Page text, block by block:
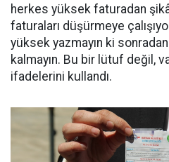
herkes yüksek faturadan
faturaları düşürmeye
yüksek yazmayın ki
kalmayın. Bu bir lütuf değil,
ifadelerini kullandı.